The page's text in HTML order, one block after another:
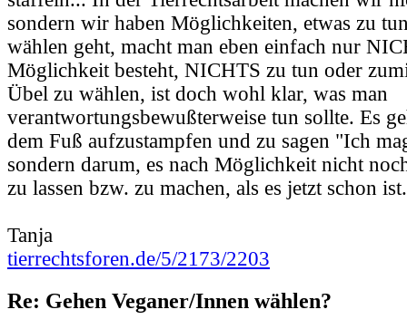
sondern wir haben Möglichkeiten, etwas zu
wählen geht, macht man eben einfach nur
Möglichkeit besteht, NICHTS zu tun oder
Übel zu wählen, ist doch wohl klar, was man
verantwortungsbewußterweise tun sollte. Es
dem Fuß aufzustampfen und zu sagen "Ich
sondern darum, es nach Möglichkeit nicht
zu lassen bzw. zu machen, als es jetzt schon ist.
Tanja
tierrechtsforen.de/5/2173/2203
Re: Gehen Veganer/Innen wählen?